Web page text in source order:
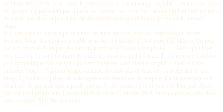
du groupe n'appréciaient pas du tout les fictions yaoi pour des raisons qui leur sont propres.
Il y a eu dans ce même laps de temps un autre incident avec une personne, un de me
peu sympathique comme vous pouvez l'imaginer. Une menace de plus planait sur mes
précieux blogs… J'ai donc réagit, contacté skyrock afin de faire des sauvegardes de mes
j'ai crée mon propre site. Lovelybibi.fr est né le 21 janvier 2014. Et vous m'avez suivi dans
cette aventure XD. Merci à vous.